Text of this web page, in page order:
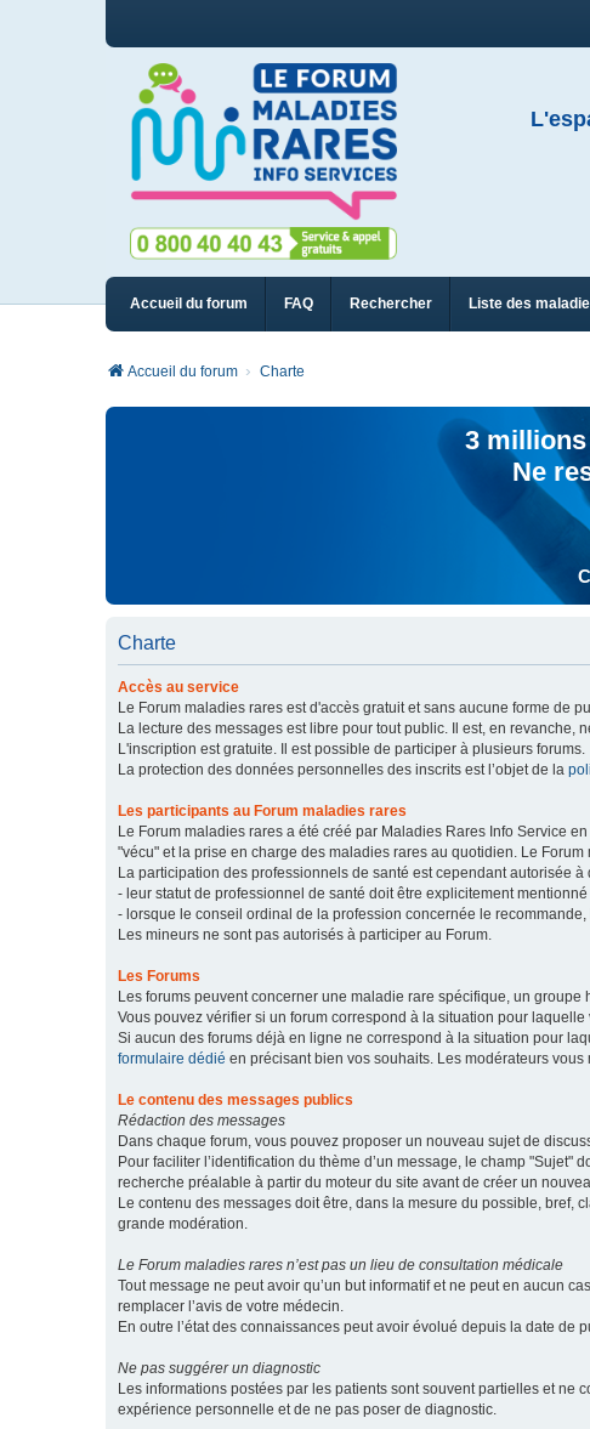
Accueil du forum FAQ Rechercher Liste des
Accueil du forum Charte
3 millions
Ne
Charte
Accès au service
Le Forum maladies rares est d'accès gratuit et sans aucune forme de
La lecture des messages est libre pour tout public. Il est, en
L'inscription est gratuite. Il est possible de participer à plusieurs forums.
La protection des données personnelles des inscrits est l’objet de la
Les participants au Forum maladies rares
Le Forum maladies rares a été créé par Maladies Rares Info Service
"vécu" et la prise en charge des maladies rares au quotidien. Le
La participation des professionnels de santé est cependant autorisée à
- leur statut de professionnel de santé doit être explicitement
- lorsque le conseil ordinal de la profession concernée le
Les mineurs ne sont pas autorisés à participer au Forum.
Les Forums
Les forums peuvent concerner une maladie rare spécifique, un
Vous pouvez vérifier si un forum correspond à la situation pour
Si aucun des forums déjà en ligne ne correspond à la situation pour
formulaire dédié en précisant bien vos souhaits. Les modérateurs
Le contenu des messages publics
Rédaction des messages
Dans chaque forum, vous pouvez proposer un nouveau sujet de
Pour faciliter l’identification du thème d’un message, le champ
recherche préalable à partir du moteur du site avant de créer un
Le contenu des messages doit être, dans la mesure du possible, bref,
grande modération.
Le Forum maladies rares n’est pas un lieu de consultation médicale
Tout message ne peut avoir qu’un but informatif et ne peut en aucun
remplacer l’avis de votre médecin.
En outre l’état des connaissances peut avoir évolué depuis la date de
Ne pas suggérer un diagnostic
Les informations postées par les patients sont souvent partielles et ne
expérience personnelle et de ne pas poser de diagnostic.